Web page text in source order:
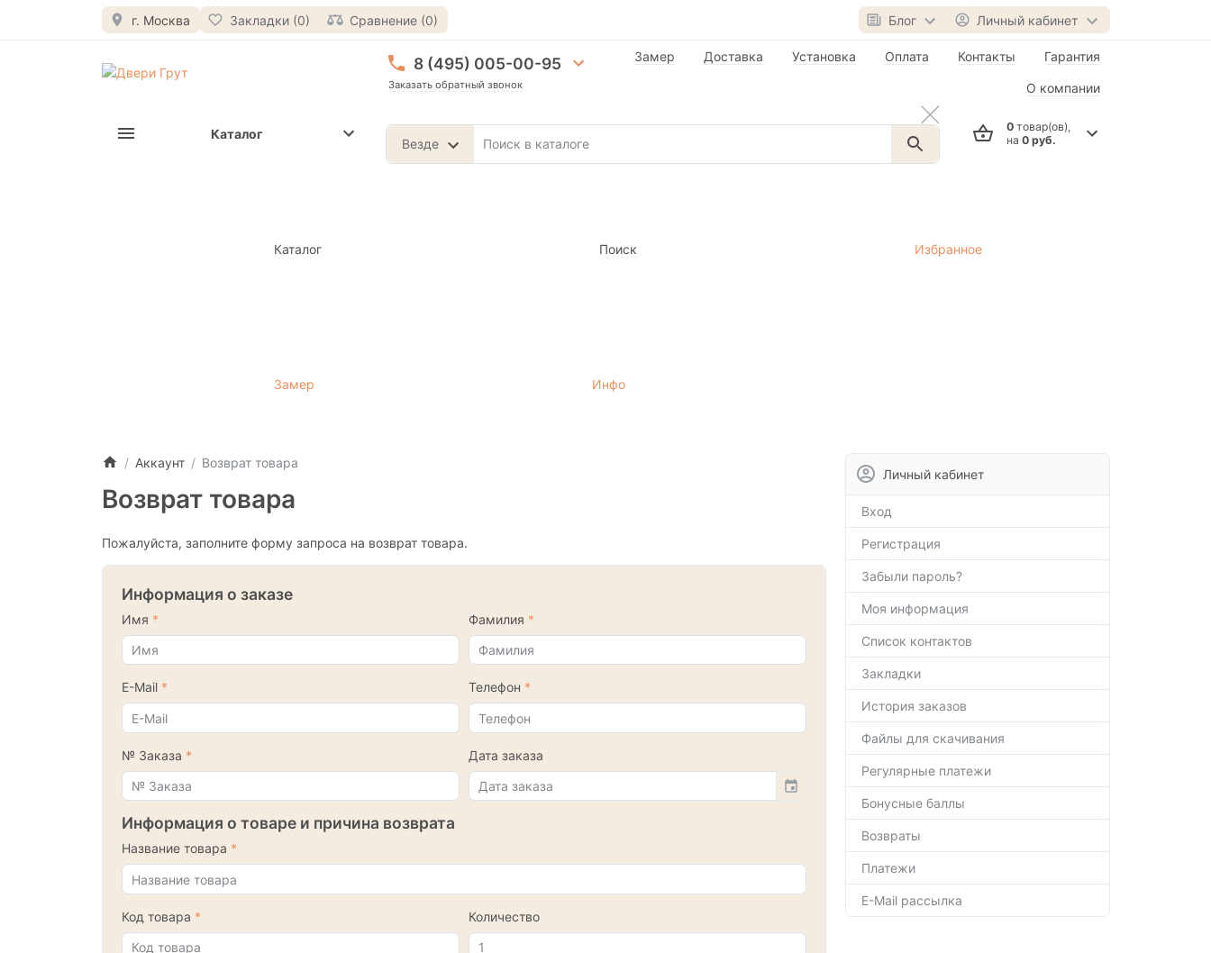
г. Москва Закладки (0) Сравнение (0) Блог Личный кабинет
8 (495) 005-00-95
Заказать обратный звонок
Везде
Замер Доставка Установка Оплата Контакты Гарантия
О компании
0товар(ов),
на 0 руб.
Каталог
Каталог Поиск Избранное
Замер Инфо
Личный кабинет
Вход
Регистрация
Забыли пароль?
Моя информация
Список контактов
Закладки
История заказов
Файлы для скачивания
Регулярные платежи
Бонусные баллы
Возвраты
Платежи
E-Mail рассылка
Аккаунт Возврат товара
Возврат товара
Пожалуйста, заполните форму запроса на возврат товара.
Информация о заказе
Имя Фамилия
E-Mail Телефон
№ Заказа Дата заказа
Информация о товаре и причина возврата
Название товара
Код товара Количество